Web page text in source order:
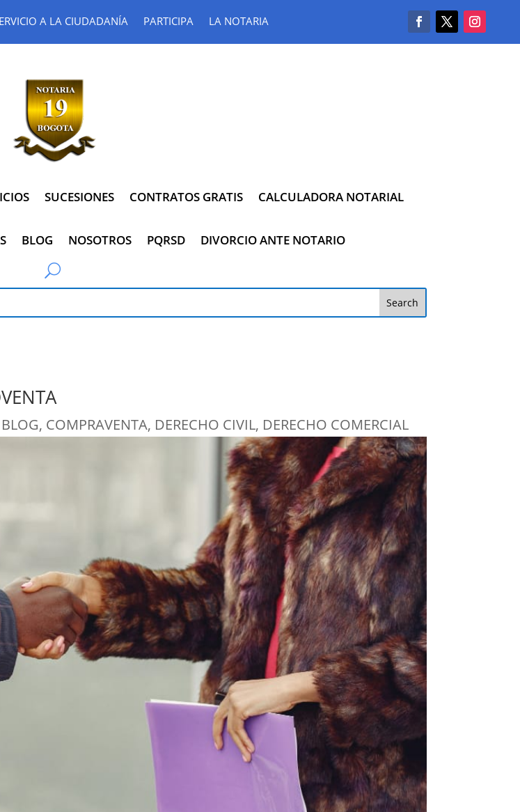
A LA CIUDADANÍA PARTICIPA LA NOTARIA
SUCESIONES CONTRATOS GRATIS CALCULADORA NOTARIAL
BLOG NOSOTROS PQRSD DIVORCIO ANTE NOTARIO
BLOG, COMPRAVENTA, DERECHO CIVIL, DERECHO COMERCIAL